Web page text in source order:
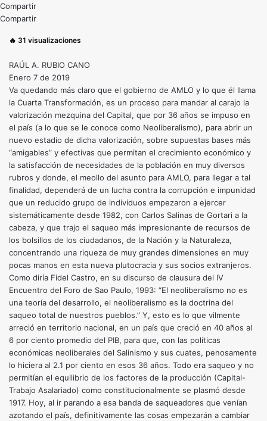
Compartir
Compartir
🔥 31 visualizaciones
RAÚL A. RUBIO CANO
Enero 7 de 2019
Va quedando más claro que el gobierno de AMLO y lo que él llama
la Cuarta Transformación, es un proceso para mandar al carajo la
valorización mezquina del Capital, que por 36 años se impuso en
el país (a lo que se le conoce como Neoliberalismo), para abrir un
nuevo estadio de dicha valorización, sobre supuestas bases más
“amigables” y efectivas que permitan el crecimiento económico y
la satisfacción de necesidades de la población en muy diversos
rubros y donde, el meollo del asunto para AMLO, para llegar a tal
finalidad, dependerá de un lucha contra la corrupción e impunidad
que un reducido grupo de individuos empezaron a ejercer
sistemáticamente desde 1982, con Carlos Salinas de Gortari a la
cabeza, y que trajo el saqueo más impresionante de recursos de
los bolsillos de los ciudadanos, de la Nación y la Naturaleza,
concentrando una riqueza de muy grandes dimensiones en muy
pocas manos en esta nueva plutocracia y sus socios extranjeros.
Como diría Fidel Castro, en su discurso de clausura del IV
Encuentro del Foro de Sao Paulo, 1993: “El neoliberalismo no es
una teoría del desarrollo, el neoliberalismo es la doctrina del
saqueo total de nuestros pueblos.” Y, esto es lo que vilmente
arreció en territorio nacional, en un país que creció en 40 años al
6 por ciento promedio del PIB, para que, con las políticas
económicas neoliberales del Salinismo y sus cuates, penosamente
lo hiciera al 2.1 por ciento en esos 36 años. Todo era saqueo y no
permitían el equilibrio de los factores de la producción (Capital-
Trabajo Asalariado) como constitucionalmente se plasmó desde
1917. Hoy, al ir parando a esa banda de saqueadores que venían
azotando el país, definitivamente las cosas empezarán a cambiar